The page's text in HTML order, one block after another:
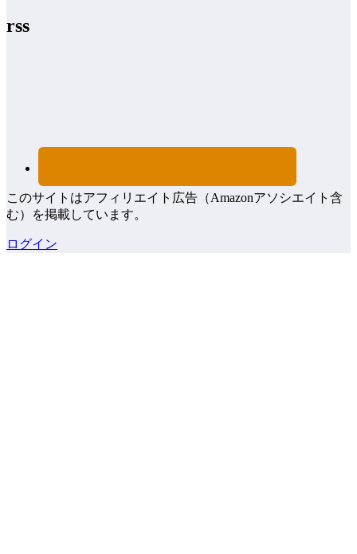
rss
このサイトはアフィリエイト広告（Amazonアソシエイト含
む）を掲載しています。
ログイン